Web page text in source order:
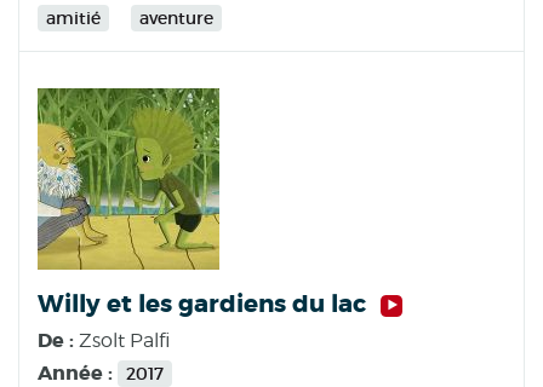
amitié aventure
Willy et les gardiens du lac
De : Zsolt Palfi
Année : 2017